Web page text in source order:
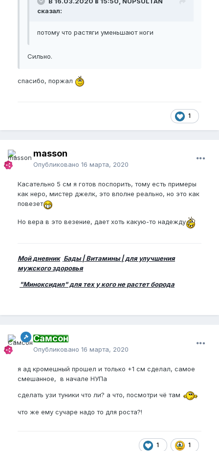
сказал:
потому что растяги уменьшают ноги
Сильно.
спасибо, поржал
1
masson
Опубликовано 16 марта, 2020
Касательно 5 см я готов поспорить, тому есть примеры
как неро, мистер джелк, это вполне реально, но это как
повезет
Но вера в это везение, дает хоть какую-то надежду
Мой дневник Бады | Витамины | для улучшения
мужского здоровья
"Миноксидил" для тех у кого не растет борода
Самсон
Опубликовано 16 марта, 2020
я ад кромешный прошел и только +1 см сделал, самое
смешанное, в начале НУПа
сделать узи туники что ли? а что, посмотри чё там
что же ему сучаре надо то для роста?!
1 1